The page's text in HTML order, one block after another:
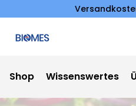
Shop Wissenswertes